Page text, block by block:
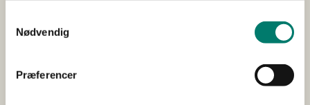
Nødvendig
Præferencer
fremgår, at pelsen generelt var lang og sammenfiltret i
dreadlocks, der flere steder var tilsmudset med afføring.
Det vurderes ud fra billedmaterialet, at hunden ikke har
Af afhøringsrapporten af sigtede fremgår: ”Afhørte